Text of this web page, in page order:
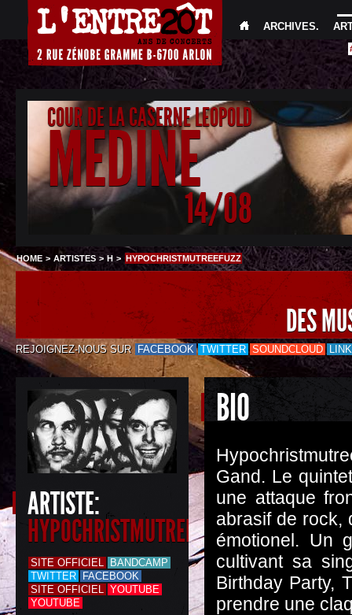
ARCHIVES.
COUR DE LA CASERNE LEOPOLD
MEDINE
14/08
HOME > ARTISTES > H > HYPOCHRISTMUTREEFUZZ
DES
REJOIGNEZ-NOUS SUR FACEBOOK TWITTER SOUNDCLOUD
ARTISTE:
HYPOCHRISTMUTREEFUZZ
SITE OFFICIEL
BANDCAMP
TWITTER
FACEBOOK
SITE OFFICIEL YOUTUBE
YOUTUBE
BIO
Gand. Le
une attaque
abrasif de rock,
émotionel. Un
cultivant sa
Birthday Party,
prendre une